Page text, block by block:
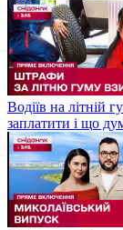
Водіїв на літній
заплатити і що